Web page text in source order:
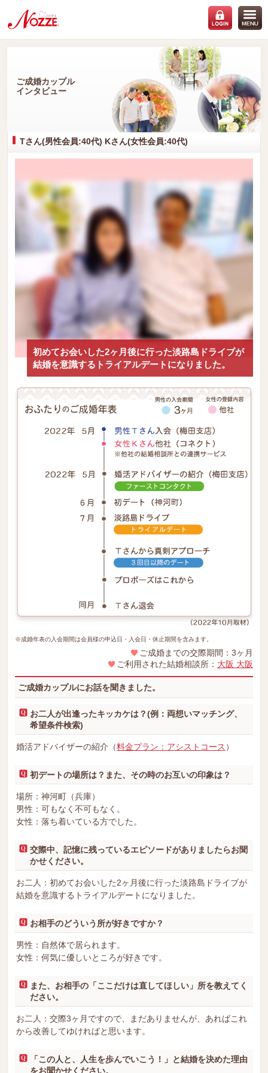
ご成婚カップル
インタビュー
Tさん(男性会員:40代) Kさん(女性会員:40代)
初めてお会いした2ヶ月後に行った淡路島ドライブが
結婚を意識するトライアルデートになりました。
※成婚年表の入会期間は会員様の申込日・入会日・休止期間を含みます。
ご成婚までの交際期間：3ヶ月
ご利用された結婚相談所： 大阪 大阪
ご成婚カップルにお話を聞きました。
お二人が出逢ったキッカケは？(例：両想いマッチング、
希望条件検索)
婚活アドバイザーの紹介（料金プラン：アシストコース ）
初デートの場所は？また、その時のお互いの印象は？
場所：神河町（兵庫）
男性：可もなく不可もなく。
女性：落ち着いている方でした。
交際中、記憶に残っているエピソードがありましたらお聞
かせください。
お二人：初めてお会いした2ヶ月後に行った淡路島ドライブが
結婚を意識するトライアルデートになりました。
お相手のどういう所が好きですか？
男性：自然体で居られます。
女性：何気に優しいところが好きです。
また、お相手の「ここだけは直してほしい」所を教えてく
ださい。
お二人：交際3ヶ月ですので、まだありませんが、あればこれ
から改善してゆければと思います。
「この人と、人生を歩んでいこう！」と結婚を決めた理由
をお聞かせください。